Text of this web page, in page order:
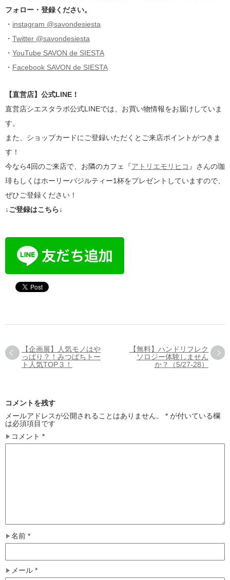
フォロー・登録ください。
・ instagram @savondesiesta
・ Twitter @savondesiesta
・ YouTube SAVON de SIESTA
・ Facebook SAVON de SIESTA
【直営店】公式LINE！
直営店シエスタラボ公式LINEでは、お買い物情報をお届けしていま
す。
また、ショップカードにご登録いただくとご来店ポイントがつきま
す！
今なら4回のご来店で、お隣のカフェ『アトリエモリヒコ 』さんの珈
琲もしくはホーリーバジルティー1杯をプレゼントしていますので、
ぜひご登録ください！
↓ご登録はこちら↓
【企画展】人気モノはや
っぱり？！みつばちトー
ト人気TOP３！
【無料】ハンドリフレク
ソロジー体験しません
か？（5/27-28）
コメントを残す
メールアドレスが公開されることはありません。
* が付いている欄
は必須項目です
コメント *
名前 *
メール *